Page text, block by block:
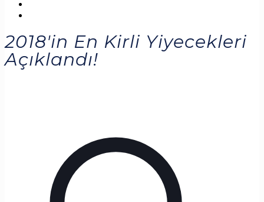
2018'in En Kirli Yiyecekleri
Açıklandı!